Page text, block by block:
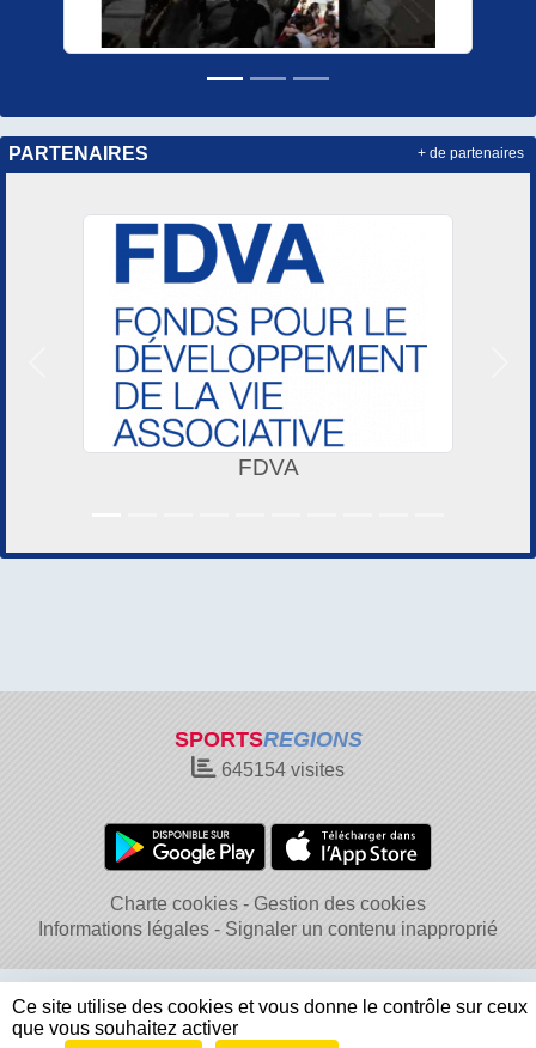
PARTENAIRES
FDVA
Précedent
+ de partenaires
SPORTSREGIONS
645154 visites
Charte cookies
Gestion des cookies
Informations légales
Signaler un contenu inapproprié
Ce site utilise des cookies et vous donne le contrôle sur ceux
que vous souhaitez activer